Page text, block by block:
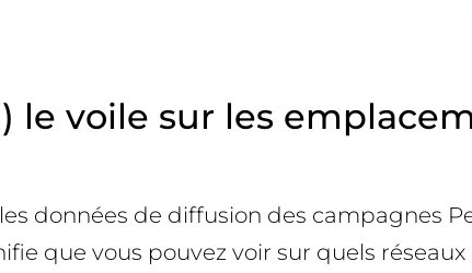
le voile sur les
données de diffusion des campagnes
que vous pouvez voir sur quels